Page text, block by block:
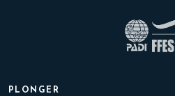
PLONGER